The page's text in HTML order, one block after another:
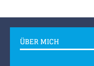
ÜBER MICH